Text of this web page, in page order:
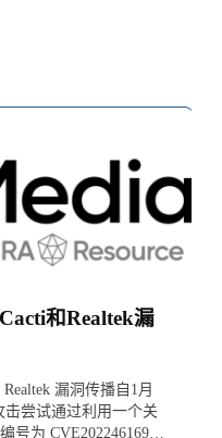
和Realtek漏
漏洞传播自1月
尝试通过利用一个关
号为 CVE202246169）